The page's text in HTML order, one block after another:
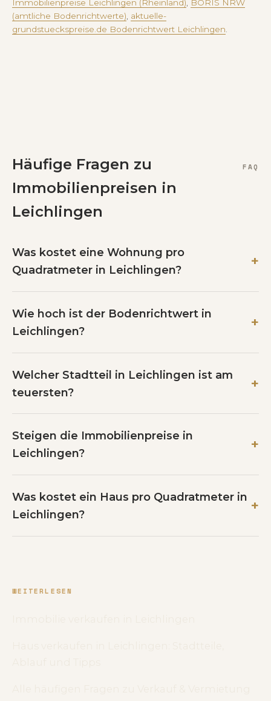
Immobilienpreise Leichlingen (Rheinland)
BORIS NRW
(amtliche Bodenrichtwerte) aktuelle-
grundstueckspreise.de Bodenrichtwert Leichlingen
Häufige Fragen zu
Immobilienpreisen in
Leichlingen
FAQ
Was kostet eine Wohnung pro
Quadratmeter in Leichlingen?
Wie hoch ist der Bodenrichtwert in
Leichlingen?
Welcher Stadtteil in Leichlingen ist am
teuersten?
Steigen die Immobilienpreise in
Leichlingen?
Was kostet ein Haus pro Quadratmeter in
Leichlingen?
WEITERLESEN